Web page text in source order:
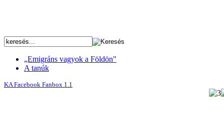
„Emigráns vagyok a Földön"
A tanúk
KA Facebook Fanbox 1.1